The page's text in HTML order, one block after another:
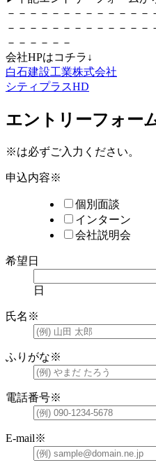
－－－－－－－－－－－－－
－－－－－－－－－－－－－
－－－－－－
会社HPはコチラ↓
白石建設工業株式会社
シティプラスHD
エントリーフォー
※は必ずご入力ください。
申込内容※
個別面談
インターン
会社説明会
希望日
日
氏名 ※
ふりがな※
電話番号※
E-mail※